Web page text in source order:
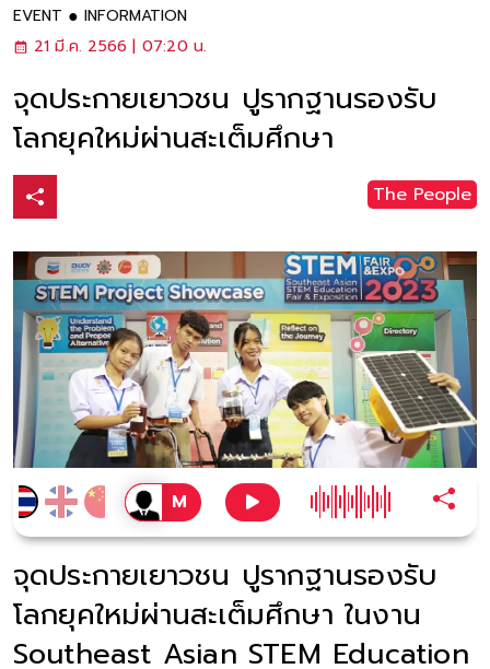
EVENT
INFORMATION
21 มี.ค. 2566 | 07:20 น.
จุดประกายเยาวชน ปูรากฐานรองรับ
โลกยุคใหม่ผ่านสะเต็มศึกษา
The People
จุดประกายเยาวชน ปูรากฐานรองรับ
โลกยุคใหม่ผ่านสะเต็มศึกษา ในงาน
Southeast Asian STEM Education